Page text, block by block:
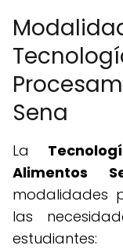
Sena
La
Alimentos
modalidades
las